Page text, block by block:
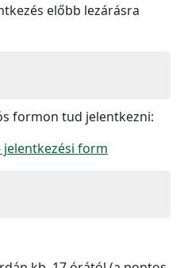
előbb lezárásra
formon tud jelentkezni:
jelentkezési form